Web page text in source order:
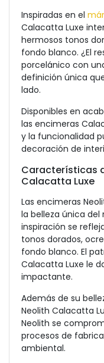
Inspiradas en el
Calacatta Luxe
hermosos tonos
fondo blanco. ¿El
porcelánico con
definición única
lado.
Disponibles en
las encimeras
y la funcionalidad
decoración de
Características
Calacatta Luxe
Las encimeras
la belleza única del
inspiración se
tonos dorados,
fondo blanco. El
Calacatta Luxe le
impactante.
Además de su
Neolith Calacatta
Neolith se
procesos de
ambiental.